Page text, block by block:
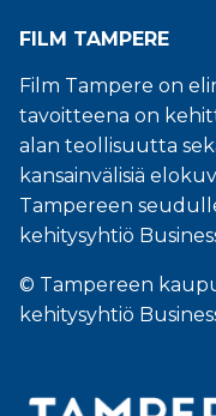
FILM TAMPERE
Film Tampere on
tavoitteena on
alan teollisuutta
kansainvälisiä
Tampereen
kehitysyhtiö
© Tampereen
kehitysyhtiö